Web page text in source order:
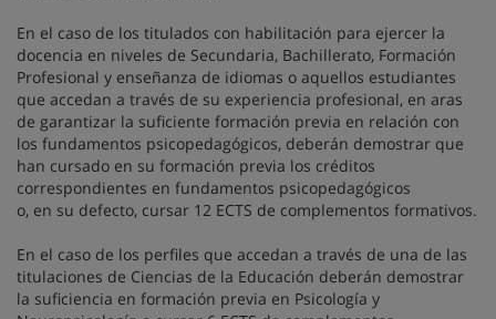
En el caso de los titulados con habilitación para ejercer la
docencia en niveles de Secundaria, Bachillerato, Formación
Profesional y enseñanza de idiomas o aquellos estudiantes
que accedan a través de su experiencia profesional, en aras
de garantizar la suficiente formación previa en relación con
los fundamentos psicopedagógicos, deberán demostrar que
han cursado en su formación previa los créditos
correspondientes en fundamentos psicopedagógicos
o, en su defecto, cursar 12 ECTS de complementos formativos.
En el caso de los perfiles que accedan a través de una de las
titulaciones de Ciencias de la Educación deberán demostrar
la suficiencia en formación previa en Psicología y